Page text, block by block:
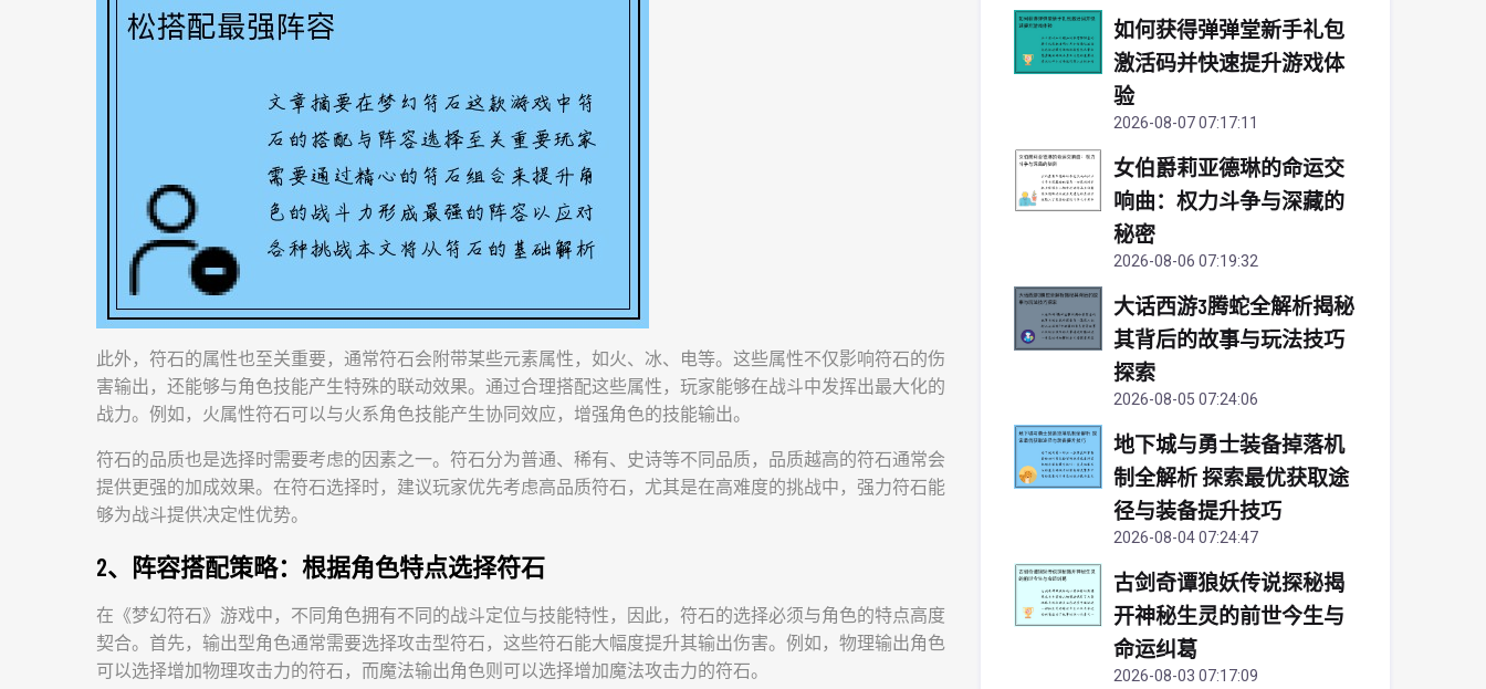
此外，符石的属性也至关重要，通常符石会附带某些元素属性，如火、冰、电等。这些属性不仅影响符石的伤
害输出，还能够与角色技能产生特殊的联动效果。通过合理搭配这些属性，玩家能够在战斗中发挥出最大化的
战力。例如，火属性符石可以与火系角色技能产生协同效应，增强角色的技能输出。
符石的品质也是选择时需要考虑的因素之一。符石分为普通、稀有、史诗等不同品质，品质越高的符石通常会
提供更强的加成效果。在符石选择时，建议玩家优先考虑高品质符石，尤其是在高难度的挑战中，强力符石能
够为战斗提供决定性优势。
2、阵容搭配策略：根据角色特点选择符石
在《梦幻符石》游戏中，不同角色拥有不同的战斗定位与技能特性，因此，符石的选择必须与角色的特点高度
契合。首先，输出型角色通常需要选择攻击型符石，这些符石能大幅度提升其输出伤害。例如，物理输出角色
可以选择增加物理攻击力的符石，而魔法输出角色则可以选择增加魔法攻击力的符石。
如何获得弹弹堂新手礼包
激活码并快速提升游戏体
验
2026-08-07 07:17:11
女伯爵莉亚德琳的命运交
响曲：权力斗争与深藏的
秘密
2026-08-06 07:19:32
大话西游3腾蛇全解析揭秘
其背后的故事与玩法技巧
探索
2026-08-05 07:24:06
地下城与勇士装备掉落机
制全解析 探索最优获取途
径与装备提升技巧
2026-08-04 07:24:47
古剑奇谭狼妖传说探秘揭
开神秘生灵的前世今生与
命运纠葛
2026-08-03 07:17:09